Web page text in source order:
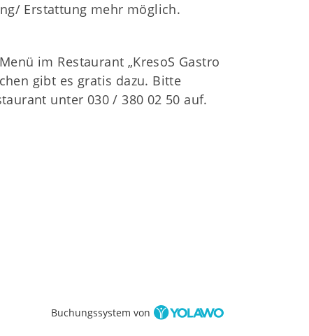
Erstattung mehr möglich.
im Restaurant „KresoS Gastro
gibt es gratis dazu. Bitte
unter 030 / 380 02 50 auf.
Buchungssystem von